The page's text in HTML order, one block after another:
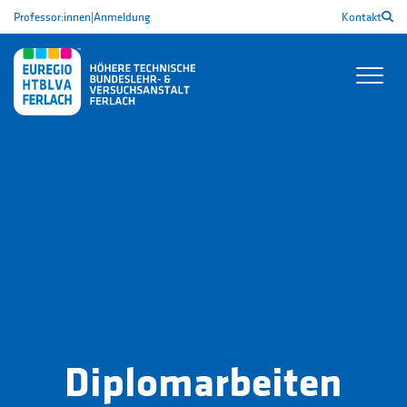
Professor:innen|Anmeldung Kontakt
Diplomarbeiten